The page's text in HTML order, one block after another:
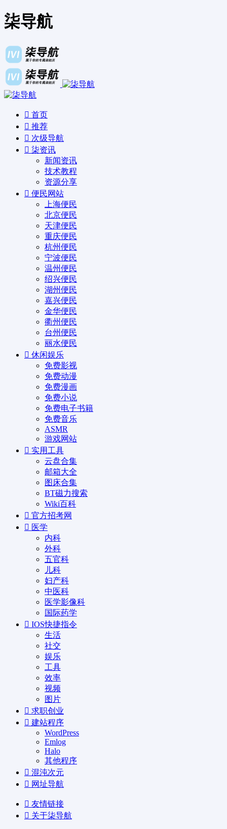
柒导航
首页
推荐
次级导航
柒资讯
新闻资讯
技术教程
资源分享
便民网站
上海便民
北京便民
天津便民
重庆便民
杭州便民
宁波便民
温州便民
绍兴便民
湖州便民
嘉兴便民
金华便民
衢州便民
台州便民
丽水便民
休闲娱乐
免费影视
免费动漫
免费漫画
免费小说
免费电子书籍
免费音乐
ASMR
游戏网站
实用工具
云盘合集
邮箱大全
图床合集
BT磁力搜索
Wiki百科
官方招考网
医学
内科
外科
五官科
儿科
妇产科
中医科
医学影像科
国际药学
IOS快捷指令
生活
社交
娱乐
工具
效率
视频
图片
求职创业
建站程序
WordPress
Emlog
Halo
其他程序
混沌次元
网址导航
友情链接
关于柒导航